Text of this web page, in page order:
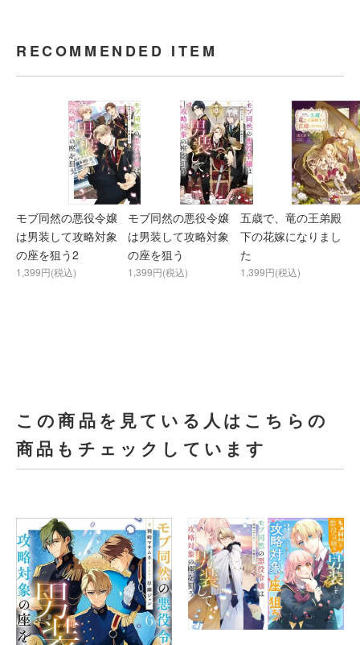
RECOMMENDED ITEM
モブ同然の悪役令嬢
は男装して攻略対象
の座を狙う2
1,399円(税込)
モブ同然の悪役令嬢
は男装して攻略対象
の座を狙う
1,399円(税込)
五歳で、竜の王弟殿
下の花嫁になりまし
た
1,399円(税込)
この商品を見ている人はこちらの
商品もチェックしています